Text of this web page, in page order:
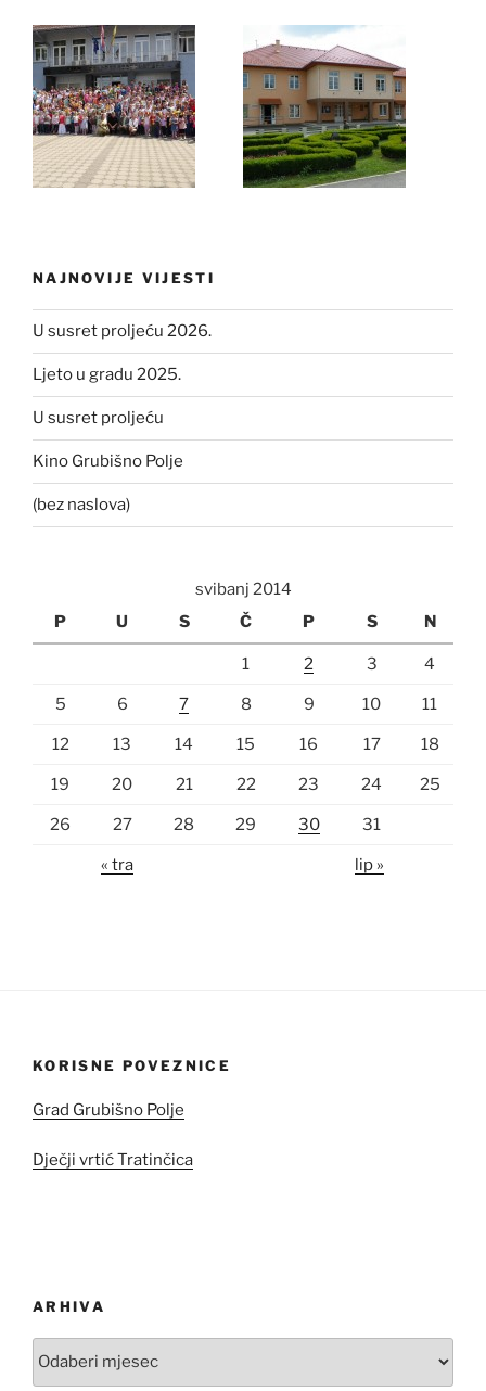
NAJNOVIJE VIJESTI
U susret proljeću 2026.
Ljeto u gradu 2025.
U susret proljeću
Kino Grubišno Polje
(bez naslova)
svibanj 2014
P
U S Č P S N
1 2 3 4
5 6 7 8 9 10 11
12 13 14 15 16 17 18
19 20 21 22 23 24 25
26 27 28 29 30 31
« tra lip »
KORISNE POVEZNICE
Grad Grubišno Polje
Dječji vrtić Tratinčica
ARHIVA
Arhiva